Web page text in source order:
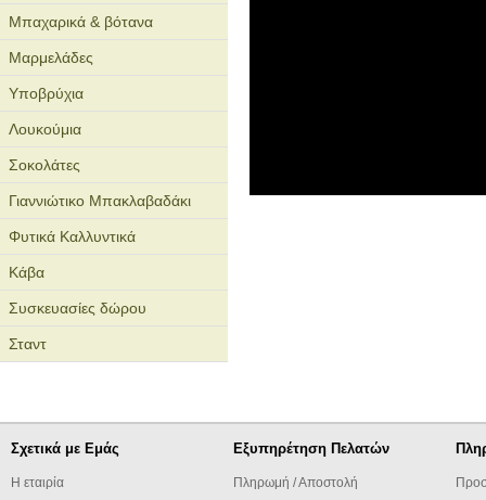
Μπαχαρικά & βότανα
Μαρμελάδες
Υποβρύχια
Λουκούμια
Σοκολάτες
Γιαννιώτικο Μπακλαβαδάκι
Φυτικά Καλλυντικά
Κάβα
Συσκευασίες δώρου
Σταντ
Σχετικά με Εμάς
Η εταιρία
Εξυπηρέτηση Πελατών
Πληρωμή / Αποστολή